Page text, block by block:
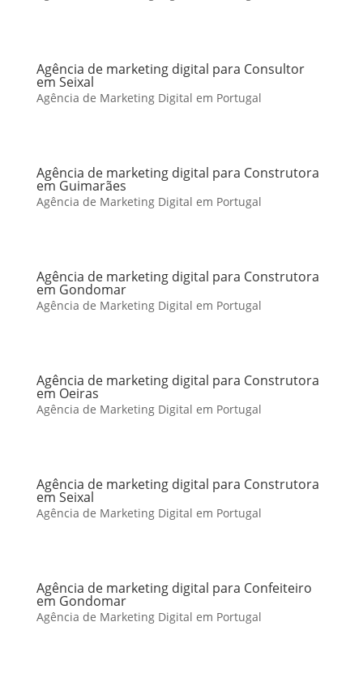
Agência de marketing digital para Consultor
em Seixal
Agência de Marketing Digital em Portugal
Agência de marketing digital para Construtora
em Guimarães
Agência de Marketing Digital em Portugal
Agência de marketing digital para Construtora
em Gondomar
Agência de Marketing Digital em Portugal
Agência de marketing digital para Construtora
em Oeiras
Agência de Marketing Digital em Portugal
Agência de marketing digital para Construtora
em Seixal
Agência de Marketing Digital em Portugal
Agência de marketing digital para Confeiteiro
em Gondomar
Agência de Marketing Digital em Portugal